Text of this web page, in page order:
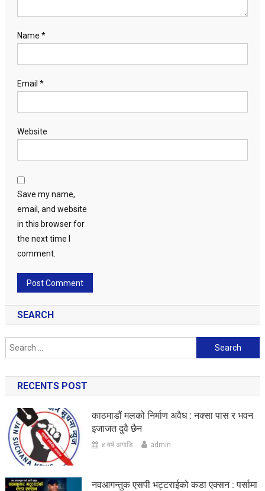
Name *
Email *
Website
Save my name,
email, and website
in this browser for
the next time I
comment.
SEARCH
Search
for:
RECENTS POST
काठमाडौं मलको निर्माण अवैध : नक्सा पास र भवन
इजाजत दुवै छैन
४ वर्ष अगाडि admin
नवआगन्तुक एसपी भट्टराईको कडा एक्सन : पर्सामा